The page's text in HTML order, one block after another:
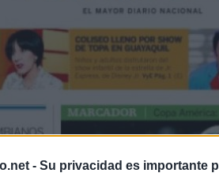
- Su privacidad es importante